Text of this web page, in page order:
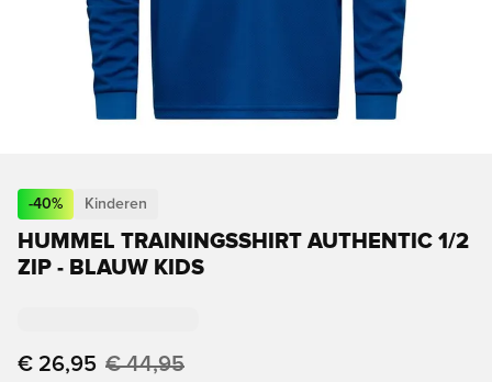
-40% Kinderen
HUMMEL TRAININGSSHIRT AUTHENTIC 1/2
ZIP - BLAUW KIDS
€ 26,95 € 44,95